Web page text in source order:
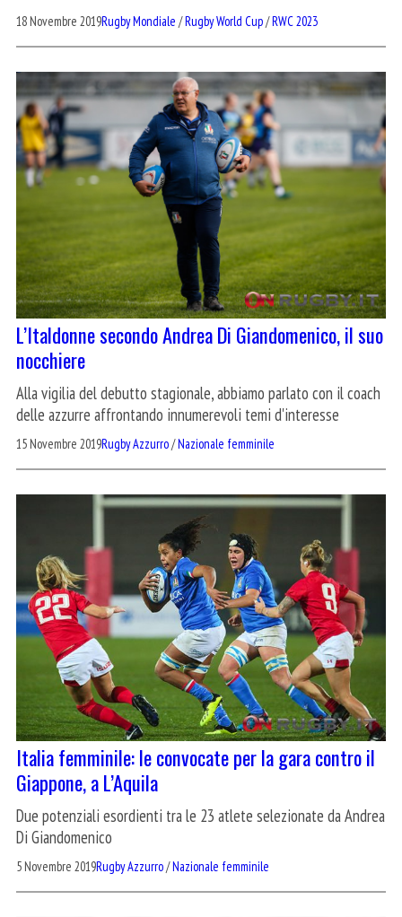
18 Novembre 2019Rugby Mondiale /Rugby World Cup/RWC 2023
L’Italdonne secondo Andrea Di Giandomenico, il suo
nocchiere
Alla vigilia del debutto stagionale, abbiamo parlato con il coach
delle azzurre affrontando innumerevoli temi d'interesse
15 Novembre 2019Rugby Azzurro/Nazionale femminile
Italia femminile: le convocate per la gara contro il
Giappone, a L’Aquila
Due potenziali esordienti tra le 23 atlete selezionate da Andrea
Di Giandomenico
5 Novembre 2019Rugby Azzurro/Nazionale femminile